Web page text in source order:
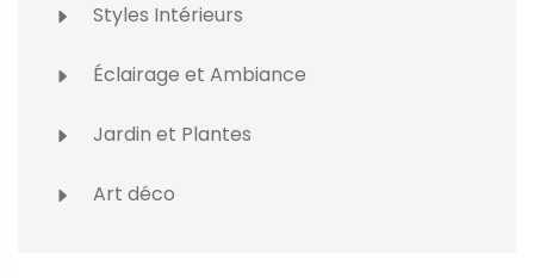
Styles Intérieurs
Éclairage et Ambiance
Jardin et Plantes
Art déco